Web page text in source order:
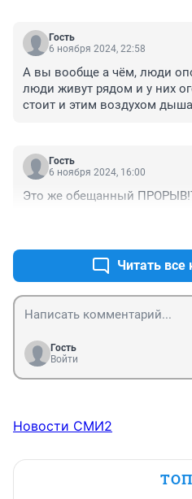
Гость
6 ноября 2024, 22:58
А вы вообще а чём, люди
люди живут рядом и у них
стоит и этим воздухом
Гость
6 ноября 2024, 16:00
Это же обещанный
Читать
Гость
Войти
Новости СМИ2